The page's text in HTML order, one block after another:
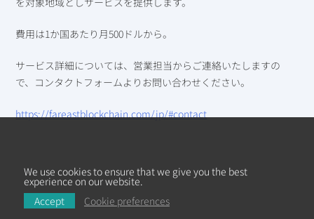
費用は1か国あたり月500ドルから。
サービス詳細については、営業担当からご連絡いたしますの
で、コンタクトフォームよりお問い合わせください。
https://fareastblockchain.com/jp/#contact
We use cookies to ensure that we give you the best
experience on our website.
Accept
Cookie preferences